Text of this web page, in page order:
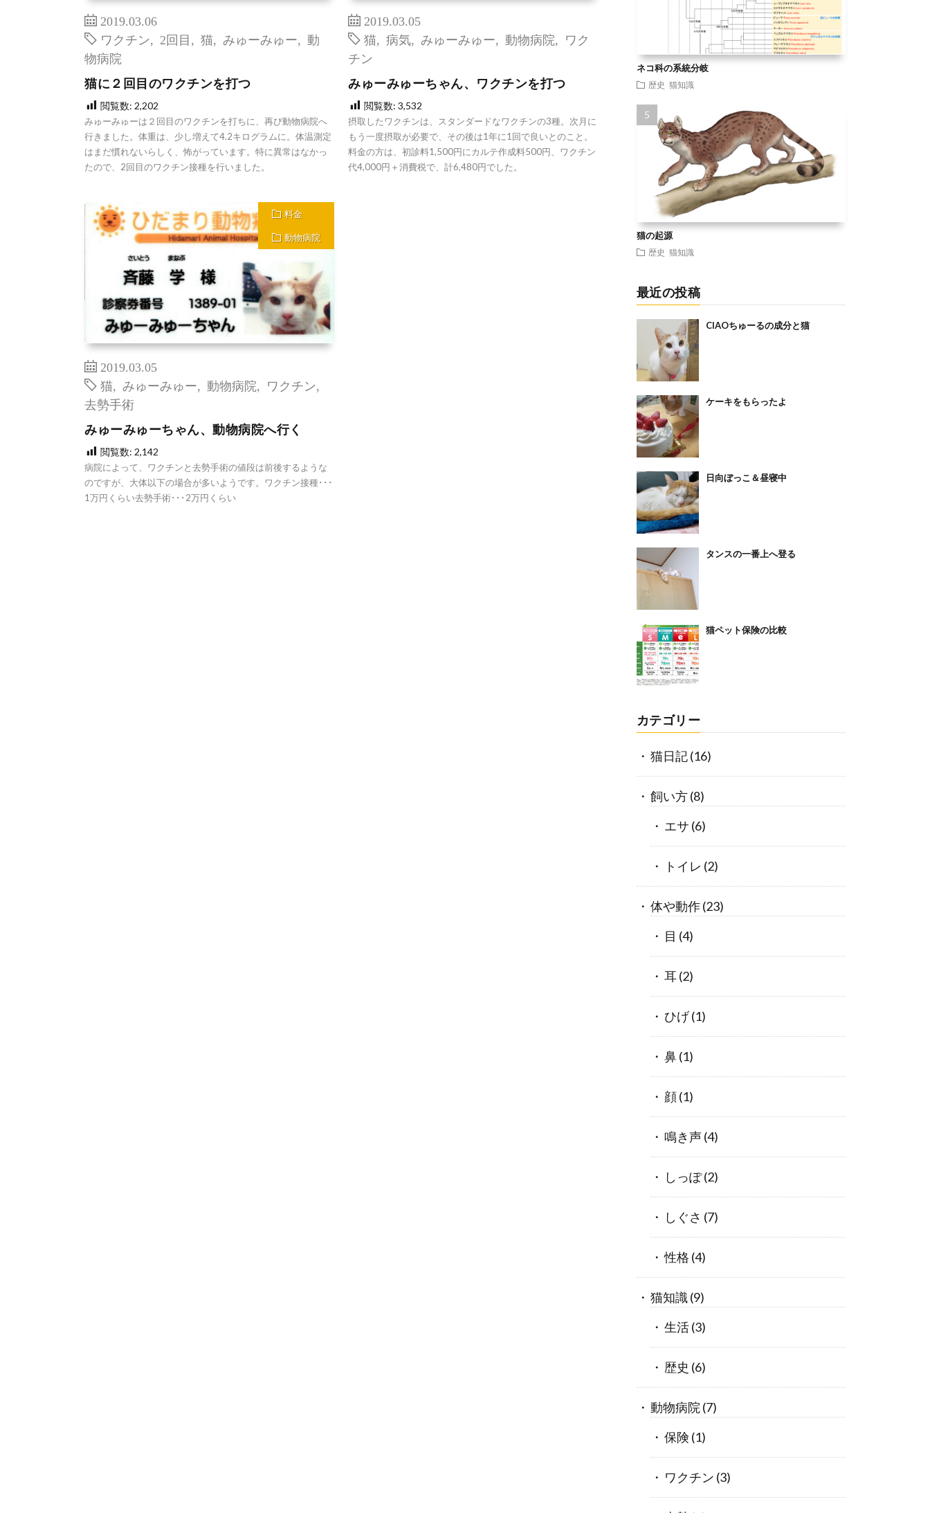
2019.03.06
ワクチン
2回目 猫 みゅーみゅー
動
物病院
猫に２回目のワクチンを打つ
閲覧数: 2,202
みゅーみゅーは２回目のワクチンを打ちに、再び動物病院へ
行きました。体重は、少し増えて4.2キログラムに。体温測定
はまだ慣れないらしく、怖がっています。特に異常はなかっ
たので、2回目のワクチン接種を行いました。
2019.03.05
猫 ,病気 みゅーみゅー 動物病院
ワク
チン
みゅーみゅーちゃん、ワクチンを打つ
閲覧数: 3,532
摂取したワクチンは、スタンダードなワクチンの3種。次月に
もう一度摂取が必要で、その後は1年に1回で良いとのこと。
料金の方は、初診料1,500円にカルテ作成料500円、ワクチン
代4,000円＋消費税で、計6,480円でした。
料金
動物病院
2019.03.05
猫
みゅーみゅー 動物病院 ワクチン
去勢手術
みゅーみゅーちゃん、動物病院へ行く
閲覧数: 2,142
病院によって、ワクチンと去勢手術の値段は前後するような
のですが、大体以下の場合が多いようです。ワクチン接種･･･
1万円くらい去勢手術･･･2万円くらい
ネコ科の系統分岐
歴史 猫知識
猫の起源
歴史 猫知識
最近の投稿
CIAOちゅーるの成分と猫
ケーキをもらったよ
日向ぼっこ＆昼寝中
タンスの一番上へ登る
猫ペット保険の比較
カテゴリー
猫日記(16)
飼い方(8)
エサ (6)
トイレ (2)
体や動作(23)
目 (4)
耳(2)
ひげ(1)
鼻(1)
顔(1)
鳴き声(4)
しっぽ(2)
しぐさ (7)
性格 (4)
猫知識(9)
生活(3)
歴史 (6)
動物病院(7)
保険 (1)
ワクチン (3)